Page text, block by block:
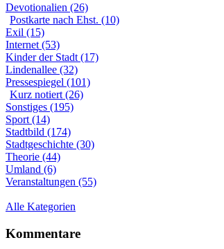
Devotionalien (26)
Postkarte nach Ehst. (10)
Exil (15)
Internet (53)
Kinder der Stadt (17)
Lindenallee (32)
Pressespiegel (101)
Kurz notiert (26)
Sonstiges (195)
Sport (14)
Stadtbild (174)
Stadtgeschichte (30)
Theorie (44)
Umland (6)
Veranstaltungen (55)
Alle Kategorien
Kommentare